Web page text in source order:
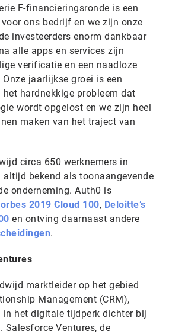
F-financieringsronde is een
ons bedrijf en we zijn onze
investeerders enorm dankbaar
alle apps en services zijn
verificatie en een naadloze
jaarlijkse groei is een
hardnekkige probleem dat
wordt opgelost en we zijn heel
maken van het traject van
circa 650 werknemers in
bekend als toonaangevende
onderneming. Auth0 is
2019 Cloud 100, Deloitte’s
en ontving daarnaast andere
.
marktleider op het gebied
Management (CRM),
in het digitale tijdperk dichter bij
Salesforce Ventures, de